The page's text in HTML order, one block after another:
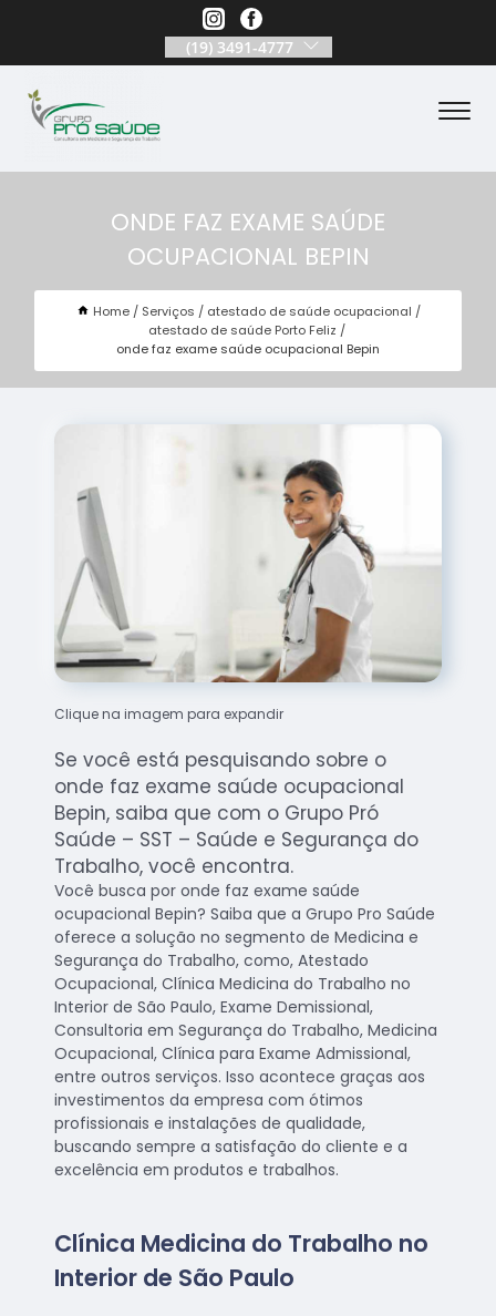
(19) 3491-4777
ONDE FAZ EXAME SAÚDE
OCUPACIONAL BEPIN
Home Serviços
atestado de saúde ocupacional
atestado de saúde Porto Feliz
onde faz exame saúde ocupacional Bepin
Clique na imagem para expandir
Se você está pesquisando sobre o
onde faz exame saúde ocupacional
Bepin, saiba que com o Grupo Pró
Saúde – SST – Saúde e Segurança do
Trabalho, você encontra.
Você busca por onde faz exame saúde
ocupacional Bepin? Saiba que a Grupo Pro Saúde
oferece a solução no segmento de Medicina e
Segurança do Trabalho, como, Atestado
Ocupacional, Clínica Medicina do Trabalho no
Interior de São Paulo, Exame Demissional,
Consultoria em Segurança do Trabalho, Medicina
Ocupacional, Clínica para Exame Admissional,
entre outros serviços. Isso acontece graças aos
investimentos da empresa com ótimos
profissionais e instalações de qualidade,
buscando sempre a satisfação do cliente e a
excelência em produtos e trabalhos.
Clínica Medicina do Trabalho no
Interior de São Paulo